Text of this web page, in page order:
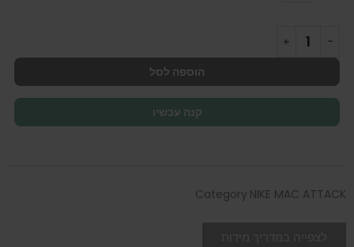
הוספה לסל
קנה עכשיו
Category NIKE MAC ATTACK